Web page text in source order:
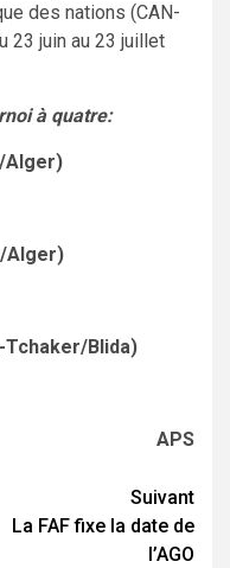
des nations (CAN-
23 juin au 23 juillet
à quatre:
Alger)
Alger)
Tchaker/Blida)
APS
Suivant
La FAF fixe la date de
l’AGO